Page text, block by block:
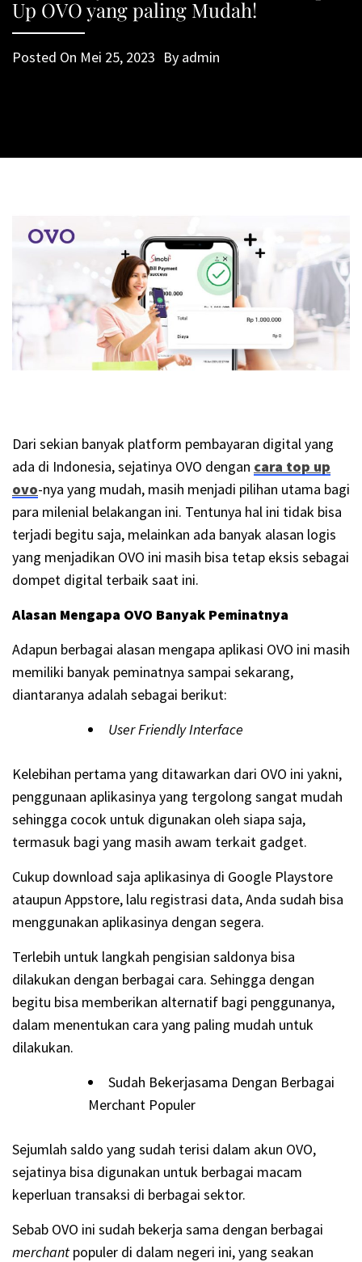
Up OVO yang paling Mudah!
Posted On Mei 25, 2023 By admin
Dari sekian banyak platform pembayaran digital yang
ada di Indonesia, sejatinya OVO dengan cara top up
ovo-nya yang mudah, masih menjadi pilihan utama bagi
para milenial belakangan ini. Tentunya hal ini tidak bisa
terjadi begitu saja, melainkan ada banyak alasan logis
yang menjadikan OVO ini masih bisa tetap eksis sebagai
dompet digital terbaik saat ini.
Alasan Mengapa OVO Banyak Peminatnya
Adapun berbagai alasan mengapa aplikasi OVO ini masih
memiliki banyak peminatnya sampai sekarang,
diantaranya adalah sebagai berikut:
User Friendly Interface
Kelebihan pertama yang ditawarkan dari OVO ini yakni,
penggunaan aplikasinya yang tergolong sangat mudah
sehingga cocok untuk digunakan oleh siapa saja,
termasuk bagi yang masih awam terkait gadget.
Cukup download saja aplikasinya di Google Playstore
ataupun Appstore, lalu registrasi data, Anda sudah bisa
menggunakan aplikasinya dengan segera.
Terlebih untuk langkah pengisian saldonya bisa
dilakukan dengan berbagai cara. Sehingga dengan
begitu bisa memberikan alternatif bagi penggunanya,
dalam menentukan cara yang paling mudah untuk
dilakukan.
Sudah Bekerjasama Dengan Berbagai
Merchant Populer
Sejumlah saldo yang sudah terisi dalam akun OVO,
sejatinya bisa digunakan untuk berbagai macam
keperluan transaksi di berbagai sektor.
Sebab OVO ini sudah bekerja sama dengan berbagai
merchant populer di dalam negeri ini, yang seakan